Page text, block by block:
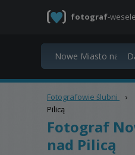
fotograf-
Fotografowie ślubni ›
Pilicą
Fotograf
nad Pilicą